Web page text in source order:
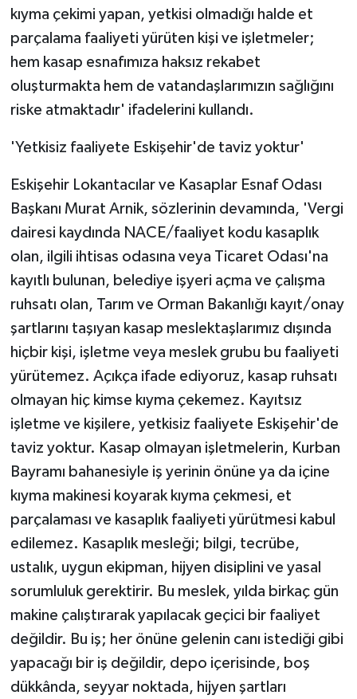
kıyma çekimi yapan, yetkisi olmadığı halde et
parçalama faaliyeti yürüten kişi ve işletmeler;
hem kasap esnafımıza haksız rekabet
oluşturmakta hem de vatandaşlarımızın sağlığını
riske atmaktadır' ifadelerini kullandı.
'Yetkisiz faaliyete Eskişehir'de taviz yoktur'
Eskişehir Lokantacılar ve Kasaplar Esnaf Odası
Başkanı Murat Arnik, sözlerinin devamında, 'Vergi
dairesi kaydında NACE/faaliyet kodu kasaplık
olan, ilgili ihtisas odasına veya Ticaret Odası'na
kayıtlı bulunan, belediye işyeri açma ve çalışma
ruhsatı olan, Tarım ve Orman Bakanlığı kayıt/onay
şartlarını taşıyan kasap meslektaşlarımız dışında
hiçbir kişi, işletme veya meslek grubu bu faaliyeti
yürütemez. Açıkça ifade ediyoruz, kasap ruhsatı
olmayan hiç kimse kıyma çekemez. Kayıtsız
işletme ve kişilere, yetkisiz faaliyete Eskişehir'de
taviz yoktur. Kasap olmayan işletmelerin, Kurban
Bayramı bahanesiyle iş yerinin önüne ya da içine
kıyma makinesi koyarak kıyma çekmesi, et
parçalaması ve kasaplık faaliyeti yürütmesi kabul
edilemez. Kasaplık mesleği; bilgi, tecrübe,
ustalık, uygun ekipman, hijyen disiplini ve yasal
sorumluluk gerektirir. Bu meslek, yılda birkaç gün
makine çalıştırarak yapılacak geçici bir faaliyet
değildir. Bu iş; her önüne gelenin canı istediği gibi
yapacağı bir iş değildir, depo içerisinde, boş
dükkânda, seyyar noktada, hijyen şartları